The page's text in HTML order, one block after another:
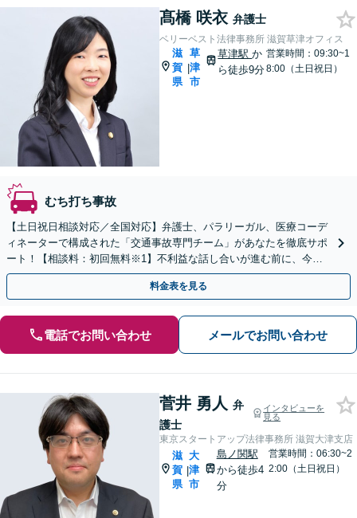
髙橋 咲衣 弁護士
ベリーベスト法律事務所 滋賀草津オフィス
滋
賀
県
|
草
津
市
草津駅か
ら徒歩9分
営業時間：09:30~1
8:00（土日祝日）
むち打ち事故
【土日祝日相談対応／全国対応】弁護士、パラリーガル、医療コーデ
ィネーターで構成された「交通事故専門チーム」があなたを徹底サポ
ート！【相談料：初回無料※1】不利益な話し合いが進む前に、今す
ぐ相談！
料金表を見る
電話でお問い合わせ メールでお問い合わせ
菅井 勇人 弁
護士
インタビューを
見る
東京スタートアップ法律事務所 滋賀大津支店
滋
賀
県
|
大
津
市
島ノ関駅
から徒歩4
分
営業時間：06:30~2
2:00（土日祝日）